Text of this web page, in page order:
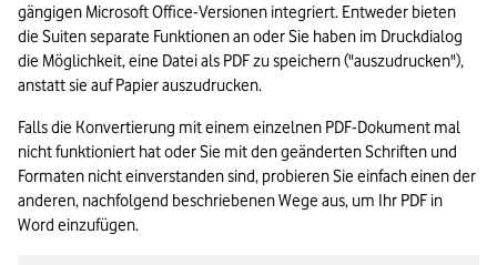
gängigen Microsoft Office-Versionen integriert. Entweder bieten
die Suiten separate Funktionen an oder Sie haben im Druckdialog
die Möglichkeit, eine Datei als PDF zu speichern ("auszudrucken"),
anstatt sie auf Papier auszudrucken.
Falls die Konvertierung mit einem einzelnen PDF-Dokument mal
nicht funktioniert hat oder Sie mit den geänderten Schriften und
Formaten nicht einverstanden sind, probieren Sie einfach einen der
anderen, nachfolgend beschriebenen Wege aus, um Ihr PDF in
Word einzufügen.